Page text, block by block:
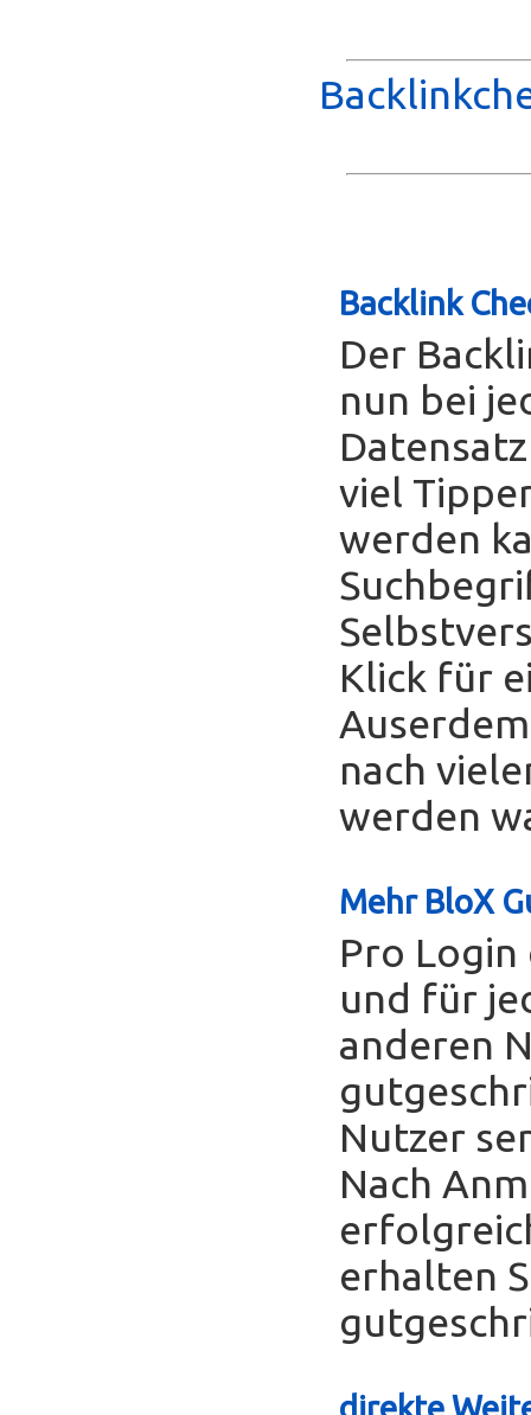
Backlink
Der
nun bei
viel
werden
Klick für
nach
werden
Mehr BloX
Pro Login
und für
anderen
Nutzer
Nach
erhalten
direkte